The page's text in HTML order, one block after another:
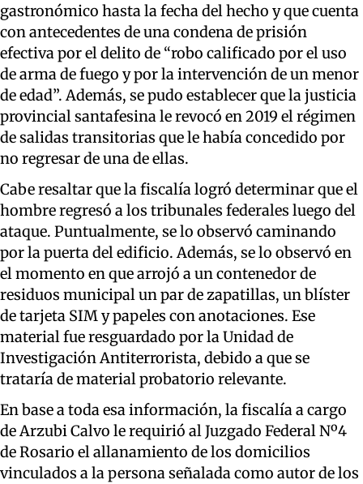
gastronómico hasta la fecha del hecho y que cuenta
con antecedentes de una condena de prisión
efectiva por el delito de “robo calificado por el uso
de arma de fuego y por la intervención de un menor
de edad”. Además, se pudo establecer que la justicia
provincial santafesina le revocó en 2019 el régimen
de salidas transitorias que le había concedido por
no regresar de una de ellas.
Cabe resaltar que la fiscalía logró determinar que el
hombre regresó a los tribunales federales luego del
ataque. Puntualmente, se lo observó caminando
por la puerta del edificio. Además, se lo observó en
el momento en que arrojó a un contenedor de
residuos municipal un par de zapatillas, un blíster
de tarjeta SIM y papeles con anotaciones. Ese
material fue resguardado por la Unidad de
Investigación Antiterrorista, debido a que se
trataría de material probatorio relevante.
En base a toda esa información, la fiscalía a cargo
de Arzubi Calvo le requirió al Juzgado Federal Nº4
de Rosario el allanamiento de los domicilios
vinculados a la persona señalada como autor de los